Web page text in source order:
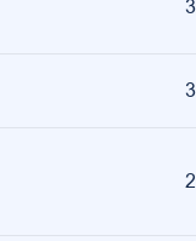
3
3
2